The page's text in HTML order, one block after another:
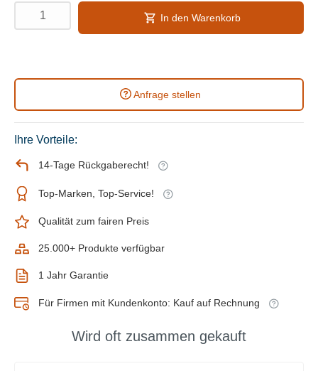
In den Warenkorb
Anfrage stellen
Ihre Vorteile:
14-Tage Rückgaberecht!
Top-Marken, Top-Service!
Qualität zum fairen Preis
25.000+ Produkte verfügbar
1 Jahr Garantie
Für Firmen mit Kundenkonto: Kauf auf Rechnung
Wird oft zusammen gekauft